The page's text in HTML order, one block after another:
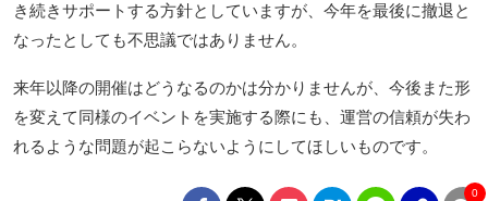
き続きサポートする方針としていますが、今年を最後に撤退と
なったとしても不思議ではありません。
来年以降の開催はどうなるのかは分かりませんが、今後また形
を変えて同様のイベントを実施する際にも、運営の信頼が失わ
れるような問題が起こらないようにしてほしいものです。
0